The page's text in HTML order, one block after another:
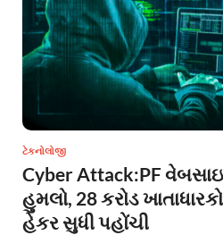
ટેકનોલોજી
Cyber Attack:PF
હુમલો, 28 કરોડ
હેકર સુધી પહોંચી